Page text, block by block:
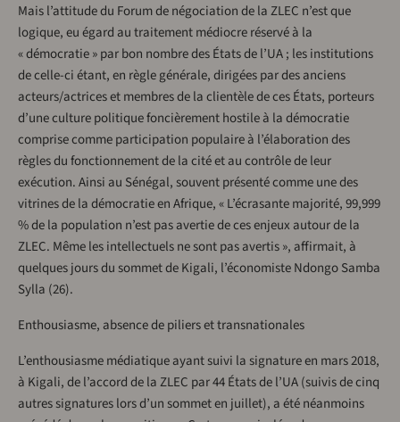
Mais l’attitude du Forum de négociation de la ZLEC n’est que
logique, eu égard au traitement médiocre réservé à la
« démocratie » par bon nombre des États de l’UA ; les institutions
de celle-ci étant, en règle générale, dirigées par des anciens
acteurs/actrices et membres de la clientèle de ces États, porteurs
d’une culture politique foncièrement hostile à la démocratie
comprise comme participation populaire à l’élaboration des
règles du fonctionnement de la cité et au contrôle de leur
exécution. Ainsi au Sénégal, souvent présenté comme une des
vitrines de la démocratie en Afrique, « L’écrasante majorité, 99,999
% de la population n’est pas avertie de ces enjeux autour de la
ZLEC. Même les intellectuels ne sont pas avertis », affirmait, à
quelques jours du sommet de Kigali, l’économiste Ndongo Samba
Sylla (26).
Enthousiasme, absence de piliers et transnationales
L’enthousiasme médiatique ayant suivi la signature en mars 2018,
à Kigali, de l’accord de la ZLEC par 44 États de l’UA (suivis de cinq
autres signatures lors d’un sommet en juillet), a été néanmoins